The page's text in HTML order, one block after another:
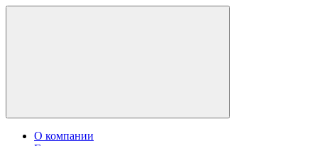
О компании